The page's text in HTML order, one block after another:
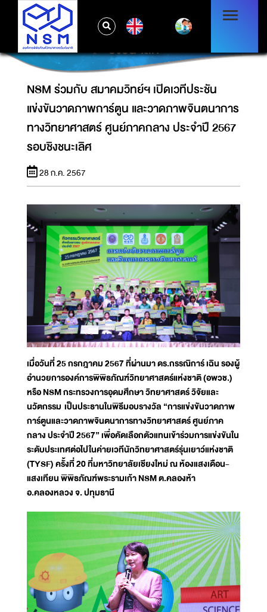
NSM ร่วมกับ สมาคมวิทย์ฯ เปิดเวทีประชันแข่งขัน
วาดภาพการ์ตูน และวาดภาพจินตนาการทาง
วิทยาศาสตร์ ศูนย์ภาคกลาง ประจำปี 2567 รอบ
ชิงชนะเลิศ
NSM ร่วมกับ สมาคมวิทย์ฯ เปิดเวทีประชัน
แข่งขันวาดภาพการ์ตูน และวาดภาพจินตนาการ
ทางวิทยาศาสตร์ ศูนย์ภาคกลาง ประจำปี 2567
รอบชิงชนะเลิศ
28 ก.ค. 2567
เมื่อวันที่ 25 กรกฎาคม 2567 ที่ผ่านมา ดร.กรรณิการ์ เฉิน รองผู้
อำนวยการองค์การพิพิธภัณฑ์วิทยาศาสตร์แห่งชาติ (อพวช.)
หรือ NSM กระทรวงการอุดมศึกษา วิทยาศาสตร์ วิจัยและ
นวัตกรรม เป็นประธานในพิธีมอบรางวัล “การแข่งขันวาดภาพ
การ์ตูนและวาดภาพจินตนาการทางวิทยาศาสตร์ ศูนย์ภาค
กลาง ประจำปี 2567” เพื่อคัดเลือกตัวแทนเข้าร่วมการแข่งขันใน
ระดับประเทศต่อไปในค่ายเวทีนักวิทยาศาสตร์รุ่นเยาว์แห่งชาติ
(TYSF) ครั้งที่ 20 ที่มหาวิทยาลัยเชียงใหม่ ณ ห้องแสงเดือน-
แสงเทียน พิพิธภัณฑ์พระรามเก้า NSM ต.คลองห้า
อ.คลองหลวง จ. ปทุมธานี